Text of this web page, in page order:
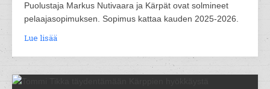
Puolustaja Markus Nutivaara ja Kärpät ovat solmineet
pelaajasopimuksen. Sopimus kattaa kauden 2025-2026.
Lue lisää